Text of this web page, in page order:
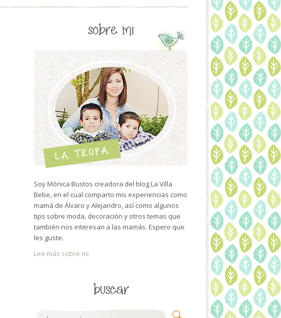
sobre mi
Soy Mónica Bustos creadora del blog La Villa
Bebe, en el cual comparto mis experiencias como
mamá de Álvaro y Alejandro, así como algunos
tips sobre moda, decoración y otros temas que
también nos interesan a las mamás. Espero que
les guste.
Lee más sobre mi
buscar